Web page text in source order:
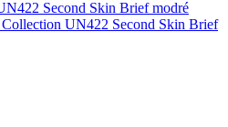
UN422 Second Skin Brief